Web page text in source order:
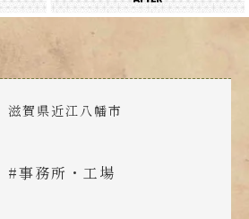
滋賀県近江八幡市
#事務所・工場